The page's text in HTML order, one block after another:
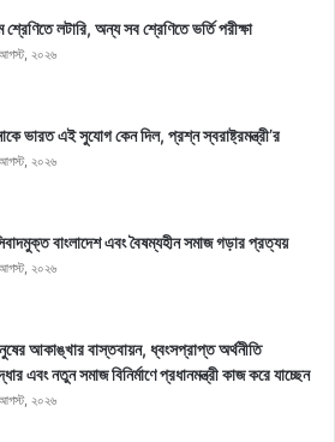
লটারি, অন্য সব শ্রেণিতে ভর্তি পরীক্ষা
২০২৬
ভারত এই সুযোগ কেন দিল, প্রশ্ন স্বরাষ্ট্রমন্ত্রী’র
২০২৬
বাংলাদেশ এবং বৈষম্যহীন সমাজ গড়ার প্রত্যয়
২০২৬
আকাঙ্খার বাস্তবায়ন, ধ্বংসপ্রাপ্ত অর্থনীতি
এবং নতুন সমাজ বিনির্মাণে প্রধানমন্ত্রী কাজ করে যাচ্ছেন
২০২৬